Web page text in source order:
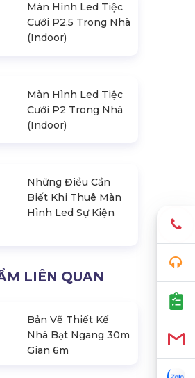
Màn Hình Led Tiệc
Cưới P2.5 Trong Nhà
(Indoor)
Màn Hình Led Tiệc
Cưới P2 Trong Nhà
Những Điều Cần
Biết Khi Thuê Màn
Bản Vẽ Thiết Kế